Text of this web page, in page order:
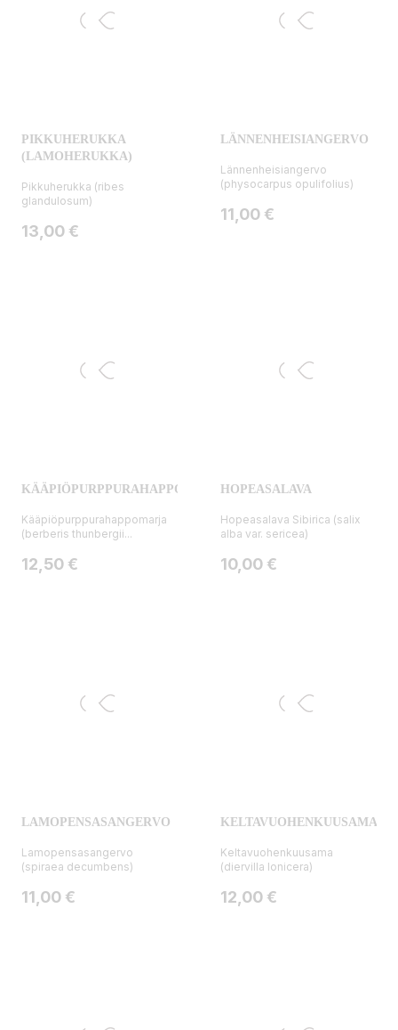
PIKKUHERUKKA
(LAMOHERUKKA)
Pikkuherukka (ribes
glandulosum)
Hinta
13,00 €
LÄNNENHEISIANGERVO
Lännenheisiangervo
(physocarpus opulifolius)
Hinta
11,00 €
KÄÄPIÖPURPPURAHAPPOMARJA
Kääpiöpurppurahappomarja
(berberis thunbergii...
Hinta
12,50 €
HOPEASALAVA
Hopeasalava Sibirica (salix
alba var. sericea)
Hinta
10,00 €
LAMOPENSASANGERVO
Lamopensasangervo
(spiraea decumbens)
Hinta
11,00 €
KELTAVUOHENKUUSAMA
Keltavuohenkuusama
(diervilla lonicera)
Hinta
12,00 €